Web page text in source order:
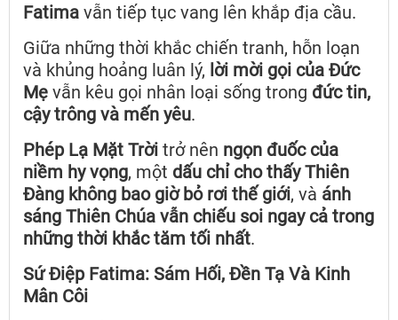
Fatima vẫn tiếp tục vang lên khắp địa cầu.
Giữa những thời khắc chiến tranh, hỗn loạn
và khủng hoảng luân lý, lời mời gọi của Đức
Mẹ vẫn kêu gọi nhân loại sống trong đức tin,
cậy trông và mến yêu.
Phép Lạ Mặt Trời trở nên ngọn đuốc của
niềm hy vọng, một dấu chỉ cho thấy Thiên
Đàng không bao giờ bỏ rơi thế giới, và ánh
sáng Thiên Chúa vẫn chiếu soi ngay cả trong
những thời khắc tăm tối nhất.
Sứ Điệp Fatima: Sám Hối, Đền Tạ Và Kinh
Mân Côi